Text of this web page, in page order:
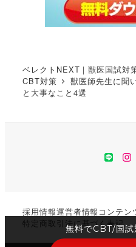
ベレクトNEXT｜獣医国試対
CBT対策
獣医師先生に聞
と大事なこと4選
LINE
採用情報運営者情報 コンテン
特定商取引法に基づく表記
無料でCBT/国試